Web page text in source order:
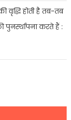
वृद्धि होती है तब-तब
करते हैं :